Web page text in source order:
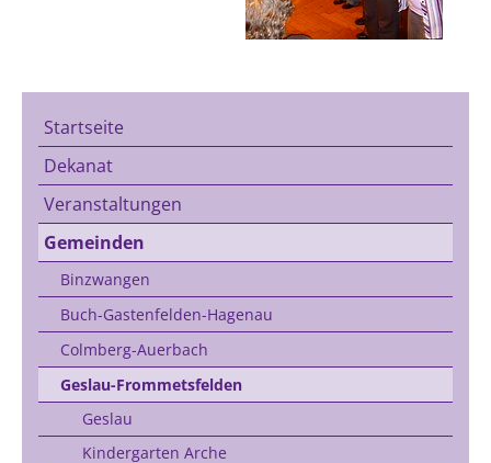
Startseite
Dekanat
Veranstaltungen
Gemeinden
Binzwangen
Buch-Gastenfelden-Hagenau
Colmberg-Auerbach
Geslau-Frommetsfelden
Geslau
Kindergarten Arche